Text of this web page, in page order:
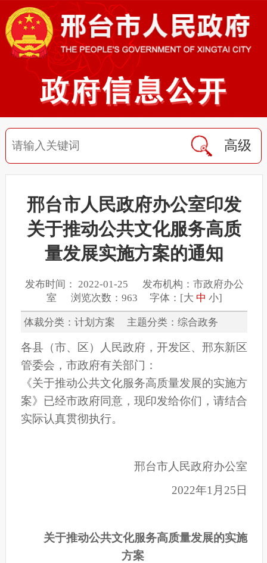
高级
邢台市人民政府办公室印发
关于推动公共文化服务高质
量发展实施方案的通知
发布时间： 2022-01-25 发布机构：市政府办公
室 浏览次数：963 字体：[大 中 小]
体裁分类：计划方案 主题分类：综合政务
各县（市、区）人民政府， 开发区、邢东新区
管委会，市政府有关部门：
《关于推动公共文化服务高质量发展的实施方
案》 已经市政府同意，现印发给你们，请结合
实际认真贯彻执行。
邢台市人民政府办公室
2022年1月25 日
关于推动公共文化服务高质量发展的实施
方案